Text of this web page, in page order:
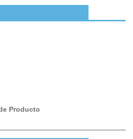
Producto